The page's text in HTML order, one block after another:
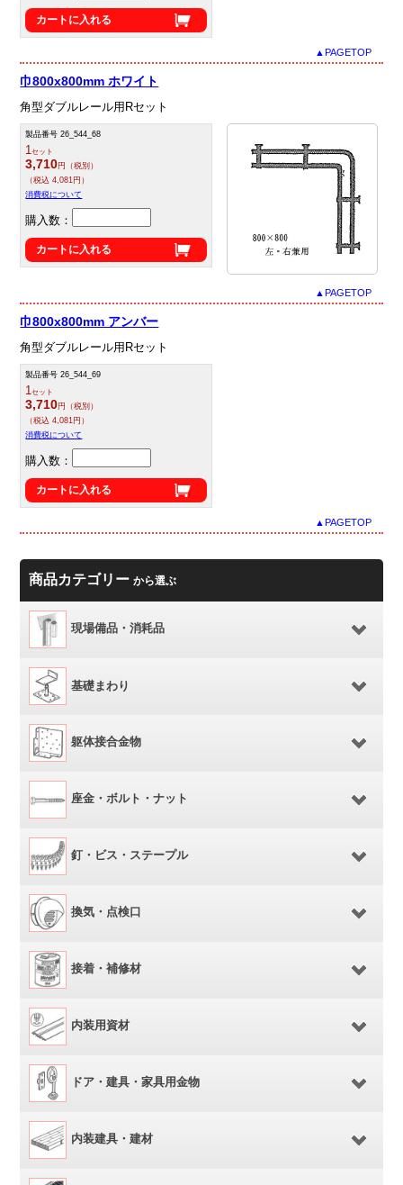
カートに入れる
▲PAGETOP
巾800x800mm ホワイト
角型ダブルレール用Rセット
製品番号 26_544_68
1セット
3,710円（税別）
（税込 4,081円）
消費税について
購入数：
カートに入れる
▲PAGETOP
巾800x800mm アンバー
角型ダブルレール用Rセット
製品番号 26_544_69
1セット
3,710円（税別）
（税込 4,081円）
消費税について
購入数：
カートに入れる
▲PAGETOP
商品カテゴリーから選ぶ
現場備品・消耗品
基礎まわり
躯体接合金物
座金・ボルト・ナット
釘・ビス・ステープル
換気・点検口
接着・補修材
内装用資材
ドア・建具・家具用金物
内装建具・建材